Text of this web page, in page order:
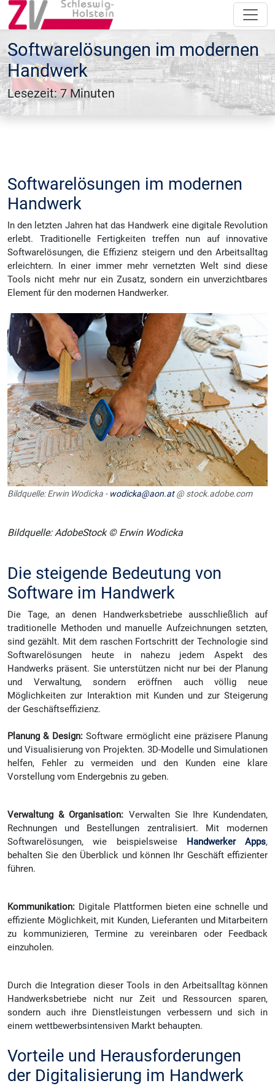
Softwarelösungen im modernen
Handwerk
Lesezeit: 7 Minuten
Softwarelösungen im modernen
Handwerk
In den letzten Jahren hat das Handwerk eine digitale Revolution
erlebt. Traditionelle Fertigkeiten treffen nun auf innovative
Softwarelösungen, die Effizienz steigern und den Arbeitsalltag
erleichtern. In einer immer mehr vernetzten Welt sind diese
Tools nicht mehr nur ein Zusatz, sondern ein unverzichtbares
Element für den modernen Handwerker.
Bildquelle: Erwin Wodicka - wodicka@aon.at@ stock.adobe.com
Bildquelle: AdobeStock © Erwin Wodicka
Die steigende Bedeutung von
Software im Handwerk
Die Tage, an denen Handwerksbetriebe ausschließlich auf
traditionelle Methoden und manuelle Aufzeichnungen setzten,
sind gezählt. Mit dem raschen Fortschritt der Technologie sind
Softwarelösungen heute in nahezu jedem Aspekt des
Handwerks präsent. Sie unterstützen nicht nur bei der Planung
und Verwaltung, sondern eröffnen auch völlig neue
Möglichkeiten zur Interaktion mit Kunden und zur Steigerung
der Geschäftseffizienz.
Planung & Design:Software ermöglicht eine präzisere Planung
und Visualisierung von Projekten. 3D-Modelle und Simulationen
helfen, Fehler zu vermeiden und den Kunden eine klare
Vorstellung vom Endergebnis zu geben.
Verwaltung & Organisation: Verwalten Sie Ihre Kundendaten,
Rechnungen und Bestellungen zentralisiert. Mit modernen
Softwarelösungen, wie beispielsweise Handwerker Apps,
behalten Sie den Überblick und können Ihr Geschäft effizienter
führen.
Kommunikation: Digitale Plattformen bieten eine schnelle und
effiziente Möglichkeit, mit Kunden, Lieferanten und Mitarbeitern
zu kommunizieren, Termine zu vereinbaren oder Feedback
einzuholen.
Durch die Integration dieser Tools in den Arbeitsalltag können
Handwerksbetriebe nicht nur Zeit und Ressourcen sparen,
sondern auch ihre Dienstleistungen verbessern und sich in
einem wettbewerbsintensiven Markt behaupten.
Vorteile und Herausforderungen
der Digitalisierung im Handwerk